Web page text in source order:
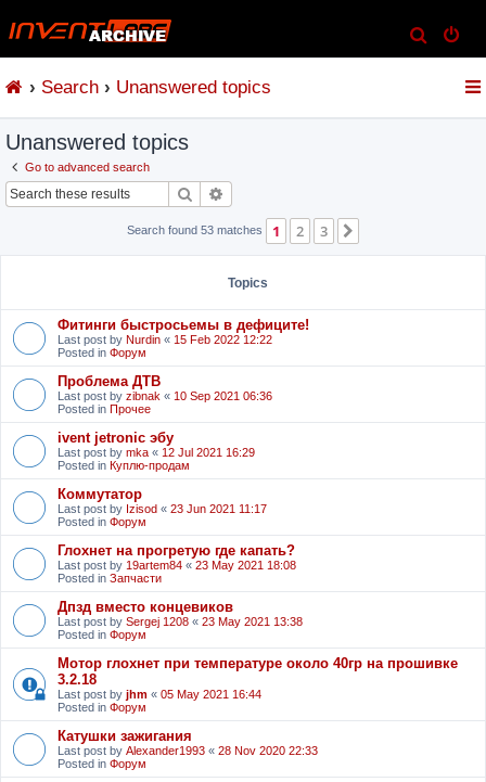
e
Search Unanswered topics
Unanswered topics
Go to advanced search
Search
Search found 53 matches 1 2 3
Topics
Фитинги быстросьемы в дефиците!
Last post by Nurdin « 15 Feb 2022 12:22
Posted in Форум
Проблема ДТВ
Last post by zibnak « 10 Sep 2021 06:36
Posted in Прочее
ivent jetronic эбу
Last post by mka « 12 Jul 2021 16:29
Posted in Куплю-продам
Коммутатор
Last post by Izisod « 23 Jun 2021 11:17
Posted in Форум
Глохнет на прогретую где капать?
Last post by 19artem84 « 23 May 2021 18:08
Posted in Запчасти
Дпзд вместо концевиков
Last post by Sergej 1208 « 23 May 2021 13:38
Posted in Форум
Мотор глохнет при температуре около 40гр на прошивке
3.2.18
Last post by jhm « 05 May 2021 16:44
Posted in Форум
Катушки зажигания
Last post by Alexander1993 « 28 Nov 2020 22:33
Posted in Форум